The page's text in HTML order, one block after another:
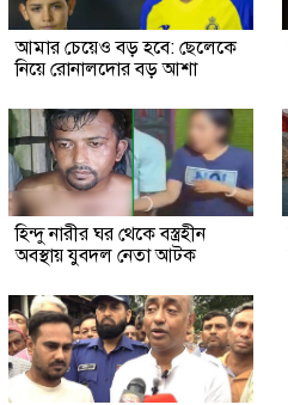
আমার চেয়েও বড় হবে: ছেলেকে
নিয়ে রোনালদোর বড় আশা
হিন্দু নারীর ঘর থেকে বস্ত্রহীন
অবস্থায় যুবদল নেতা আটক